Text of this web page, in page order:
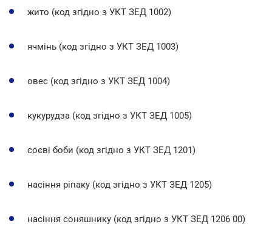
жито (код згідно з УКТ ЗЕД 1002)
ячмінь (код згідно з УКТ ЗЕД 1003)
овес (код згідно з УКТ ЗЕД 1004)
кукурудза (код згідно з УКТ ЗЕД 1005)
соєві боби (код згідно з УКТ ЗЕД 1201)
насіння ріпаку (код згідно з УКТ ЗЕД 1205)
насіння соняшнику (код згідно з УКТ ЗЕД 1206 00)